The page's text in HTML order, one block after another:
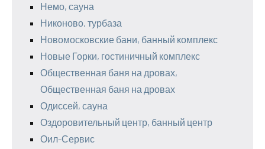
Немо, сауна
Никоново, турбаза
Новомосковские бани, банный комплекс
Новые Горки, гостиничный комплекс
Общественная баня на дровах,
Общественная баня на дровах
Одиссей, сауна
Оздоровительный центр, банный центр
Оил-Сервис